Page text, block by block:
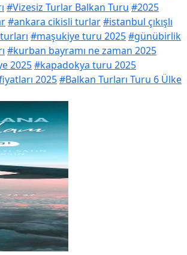
#Vizesiz Turlar Balkan Turu #2025
#ankara cikisli turlar#istanbul çıkışlı
#maşukiye turu 2025#günübirlik
#kurban bayramı ne zaman 2025
2025#kapadokya turu 2025
2025#Balkan Turları Turu 6 Ülke